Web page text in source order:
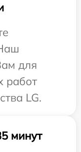
для
работ
LG.
минут